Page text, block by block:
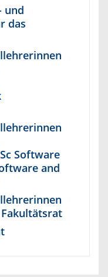
und
das
Software
and